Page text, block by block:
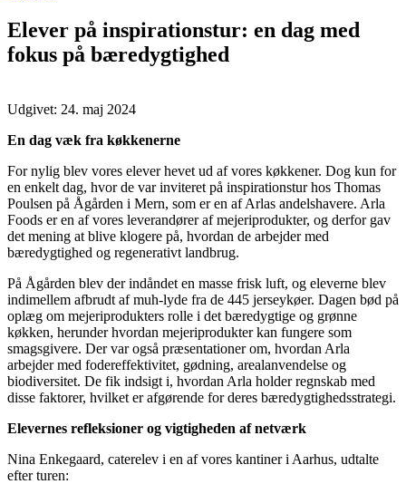
Elever på inspirationstur: en dag med
fokus på bæredygtighed
Udgivet: 24. maj 2024
En dag væk fra køkkenerne
For nylig blev vores elever hevet ud af vores køkkener. Dog kun for
en enkelt dag, hvor de var inviteret på inspirationstur hos Thomas
Poulsen på Ågården i Mern, som er en af Arlas andelshavere. Arla
Foods er en af vores leverandører af mejeriprodukter, og derfor gav
det mening at blive klogere på, hvordan de arbejder med
bæredygtighed og regenerativt landbrug.
På Ågården blev der indåndet en masse frisk luft, og eleverne blev
indimellem afbrudt af muh-lyde fra de 445 jerseykøer. Dagen bød på
oplæg om mejeriprodukters rolle i det bæredygtige og grønne
køkken, herunder hvordan mejeriprodukter kan fungere som
smagsgivere. Der var også præsentationer om, hvordan Arla
arbejder med fodereffektivitet, gødning, arealanvendelse og
biodiversitet. De fik indsigt i, hvordan Arla holder regnskab med
disse faktorer, hvilket er afgørende for deres bæredygtighedsstrategi.
Elevernes refleksioner og vigtigheden af netværk
Nina Enkegaard, caterelev i en af vores kantiner i Aarhus, udtalte
efter turen: